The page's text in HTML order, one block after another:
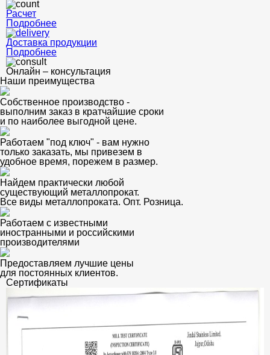
Расчет
Подробнее
Доставка продукции
Подробнее
Онлайн – консультация
Наши преимущества
Собственное производство -
выполним заказ в кратчайшие сроки
и по наиболее выгодной цене.
Работаем "под ключ" - вам нужно
только заказать, мы привезем в
удобное время, порежем в размер.
Найдем практически любой
существующий металлопрокат.
Все виды металлопроката. Опт. Розница.
Работаем с известными
иностранными и российскими
производителями
Предоставляем лучшие цены
для постоянных клиентов.
Сертификаты